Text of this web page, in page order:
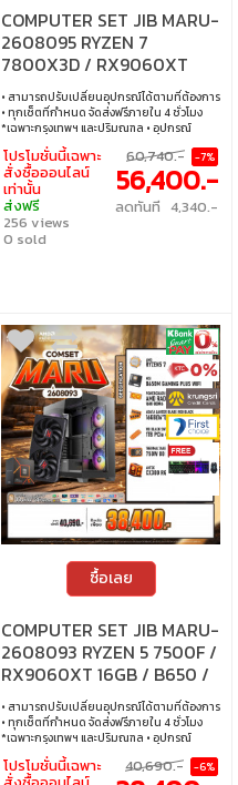
COMPUTER SET JIB MARU-
2608095 RYZEN 7
7800X3D / RX9060XT
16GB / B650 / 32GB DDR5 /
M.2 1TB
• สามารถปรับเปลี่ยนอุปกรณ์ได้ตามที่ต้องการ
• ทุกเซ็ตที่กำหนด จัดส่งฟรีภายใน 4 ชั่วโมง
*เฉพาะกรุงเทพฯ และปริมณฑล • อุปกรณ์
คอมพิวเตอร์เสียภายใน 30 วัน นับจากวันซื้อ
เปลี่ยนอุปกรณ์คอมพิวเตอร์ใหม่ให้ทันที
ภายใน 24 ชั่วโมง เฉพาะซื้อผ่าน JIB Online
เท่านั้น (เงื่อนไขเป็นไปตามที่กำหนด) • ผ่อน
สบายๆ 0% นาน 10 เดือน ทุกเซ็ต • บริการ
ซ่อมและตรวจเช็คอาการ ฟรี! ได้ที่เจไอบีกว่า 140
สาขา ทั่วประเทศ
โปรโมชั่นนี้เฉพาะ
สั่งซื้อออนไลน์
เท่านั้น
ส่งฟรี
256 views
0 sold
60,740.- -7%
56,400.-
ลดทันที 4,340.-
ซื้อเลย
COMPUTER SET JIB MARU-
2608093 RYZEN 5 7500F /
RX9060XT 16GB / B650 /
16GB DDR5 / M.2 1TB
• สามารถปรับเปลี่ยนอุปกรณ์ได้ตามที่ต้องการ
• ทุกเซ็ตที่กำหนด จัดส่งฟรีภายใน 4 ชั่วโมง
*เฉพาะกรุงเทพฯ และปริมณฑล • อุปกรณ์
คอมพิวเตอร์เสียภายใน 30 วัน นับจากวันซื้อ
เปลี่ยนอุปกรณ์คอมพิวเตอร์ใหม่ให้ทันที
โปรโมชั่นนี้เฉพาะ 40,690.- -6%